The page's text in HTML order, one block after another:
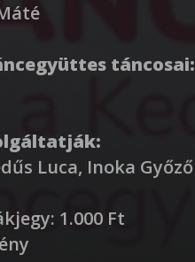
táncosai:
Luca, Inoka Győző
1.000 Ft